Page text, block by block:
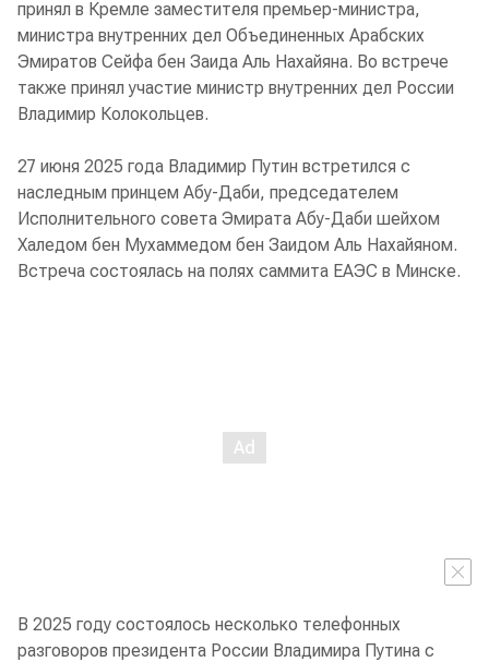
принял в Кремле заместителя премьер-министра,
министра внутренних дел Объединенных Арабских
Эмиратов Сейфа бен Заида Аль Нахайяна. Во встрече
также принял участие министр внутренних дел России
Владимир Колокольцев.
27 июня 2025 года Владимир Путин встретился с
наследным принцем Абу-Даби, председателем
Исполнительного совета Эмирата Абу-Даби шейхом
Халедом бен Мухаммедом бен Заидом Аль Нахайяном.
Встреча состоялась на полях саммита ЕАЭС в Минске.
В 2025 году состоялось несколько телефонных
разговоров президента России Владимира Путина с